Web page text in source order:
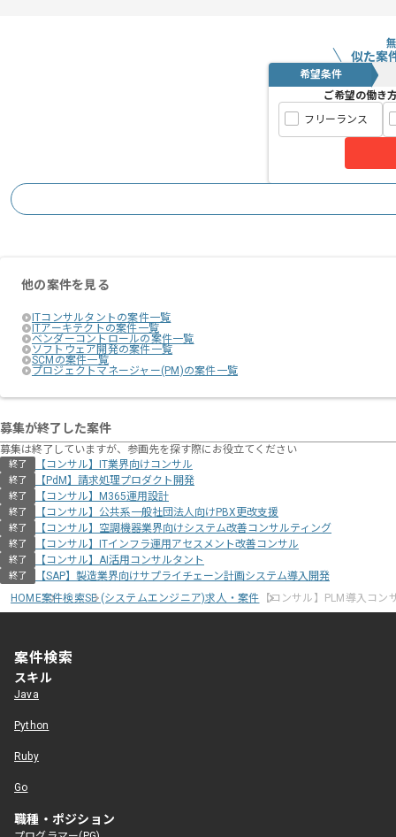
似た案
希望条件
ご希望の働き
フリーランス
他の案件を見る
ITコンサルタントの案件一覧
ITアーキテクトの案件一覧
ベンダーコントロールの案件一覧
ソフトウェア開発の案件一覧
SCMの案件一覧
プロジェクトマネージャー(PM)の案件一覧
募集が終了した案件
募集は終了していますが、参画先を探す際にお役立てください
終了 【コンサル】IT業界向けコンサル
終了 【PdM】請求処理プロダクト開発
終了 【コンサル】M365運用設計
終了 【コンサル】公共系一般社団法人向けPBX更改支援
終了 【コンサル】空調機器業界向けシステム改善コンサルティング
終了 【コンサル】ITインフラ運用アセスメント改善コンサル
終了 【コンサル】AI活用コンサルタント
終了
【SAP】製造業界向けサプライチェーン計画システム導入開発
HOME案件検索SE (システムエンジニア)求人・案件 【コンサル】PLM導入コン
案件検索
スキル
Java
Python
Ruby
Go
職種・ポジション